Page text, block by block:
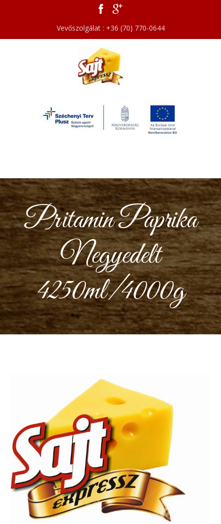
Vevőszolgálat : +36 (70) 770-0644
Pritamin Paprika
Negyedelt
4250ml/4000g